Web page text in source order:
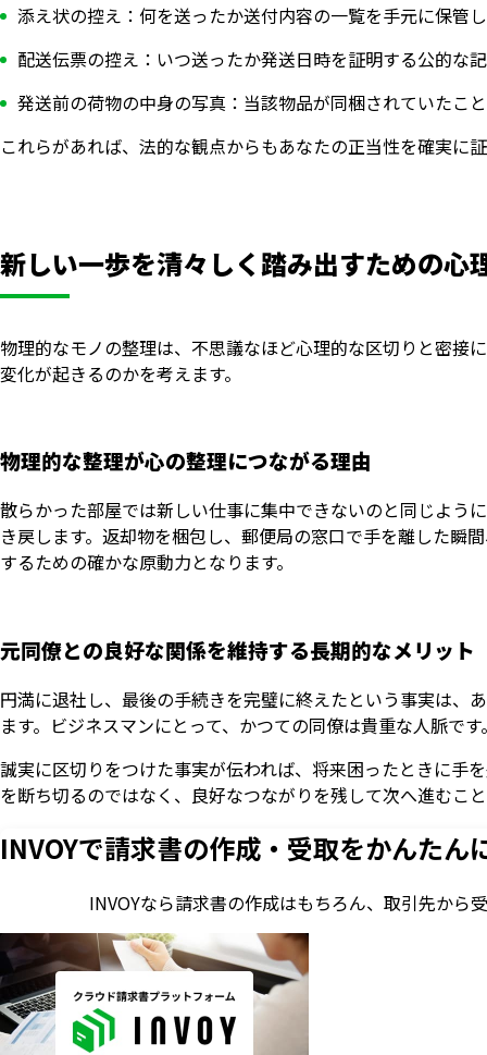
添え状の控え：何を送ったか送付内容の一覧を手元に保管
配送伝票の控え：いつ送ったか発送日時を証明する公的な
発送前の荷物の中身の写真：当該物品が同梱されていたこ
これらがあれば、法的な観点からもあなたの正当性を確実に
新しい一歩を清々しく踏み出すための心
物理的なモノの整理は、不思議なほど心理的な区切りと密接
変化が起きるのかを考えます。
物理的な整理が心の整理につながる理由
散らかった部屋では新しい仕事に集中できないのと同じよう
き戻します。返却物を梱包し、郵便局の窓口で手を離した瞬
するための確かな原動力となります。
元同僚との良好な関係を維持する長期的なメリット
円満に退社し、最後の手続きを完璧に終えたという事実は、
ます。ビジネスマンにとって、かつての同僚は貴重な人脈です
誠実に区切りをつけた事実が伝われば、将来困ったときに手
を断ち切るのではなく、良好なつながりを残して次へ進むこ
INVOYで請求書の作成・ 受取をかんたん
INVOYなら請求書の作成はもちろん、 取引先から